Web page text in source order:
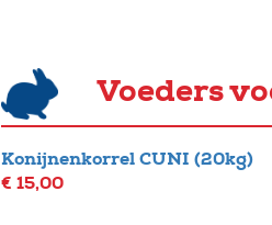
Voeders
Konijnenkorrel CUNI (20kg)
€ 15,00